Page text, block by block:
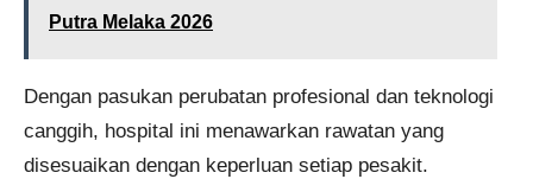
Putra Melaka 2026
Dengan pasukan perubatan profesional dan teknologi
canggih, hospital ini menawarkan rawatan yang
disesuaikan dengan keperluan setiap pesakit.